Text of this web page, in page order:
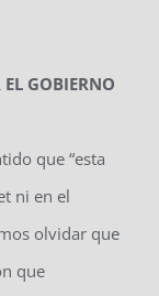
GOBIERNO
que “esta
ni en el
olvidar que
que